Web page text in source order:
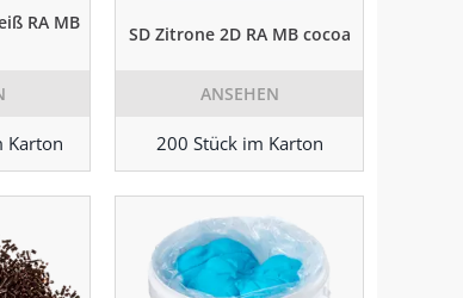
RA MB
Karton
SD Zitrone 2D RA MB cocoa
ANSEHEN
200 Stück im Karton